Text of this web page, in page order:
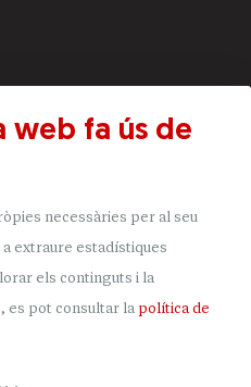
web fa ús de
necessàries per al seu
extraure estadístiques
els continguts i la
es pot consultar la política de